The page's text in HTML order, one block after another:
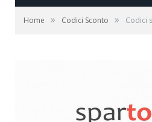
Home » Codici Sconto » Codici